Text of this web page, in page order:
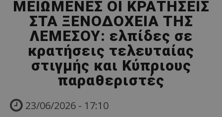
ΜΕΙΩΜΕΝΕΣ ΟΙ ΚΡΑΤΗΣΕΙΣ
ΣΤΑ ΞΕΝΟΔΟΧΕΙΑ ΤΗΣ
ΛΕΜΕΣΟΥ: ελπίδες σε
κρατήσεις τελευταίας
στιγμής και Κύπριους
παραθεριστές
23/06/2026 - 17:10